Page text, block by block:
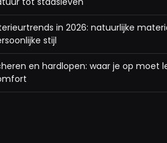
in 2026: natuurlijke
stijl
en hardlopen: waar je op moet